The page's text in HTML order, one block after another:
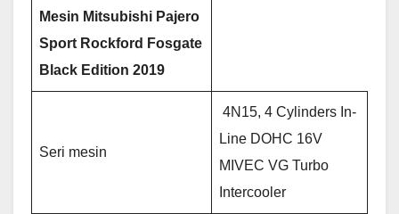
Mesin Mitsubishi Pajero
Sport Rockford Fosgate
Black Edition 2019
Seri mesin
4N15, 4 Cylinders In-
Line DOHC 16V
MIVEC VG Turbo
Intercooler